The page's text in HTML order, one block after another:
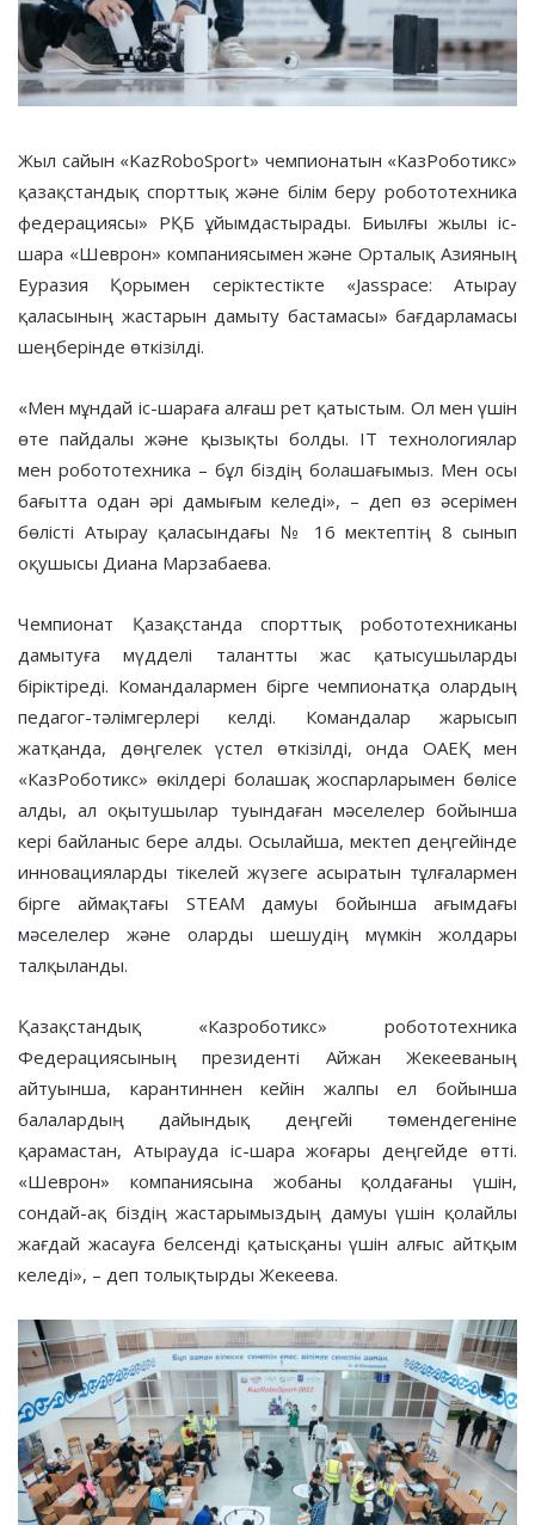
Жыл сайын «KazRoboSport» чемпионатын «КазРоботикс»
қазақстандық спорттық және білім беру робототехника
федерациясы» РҚБ ұйымдастырады. Биылғы жылы іс-
шара «Шеврон» компаниясымен және Орталық Азияның
Еуразия Қорымен серіктестікте «Jasspace: Атырау
қаласының жастарын дамыту бастамасы» бағдарламасы
шеңберінде өткізілді.
«Мен мұндай іс-шараға алғаш рет қатыстым. Ол мен үшін
өте пайдалы және қызықты болды. IT технологиялар
мен робототехника – бұл біздің болашағымыз. Мен осы
бағытта одан әрі дамығым келеді», – деп өз әсерімен
бөлісті Атырау қаласындағы № 16 мектептің 8 сынып
оқушысы Диана Марзабаева.
Чемпионат Қазақстанда спорттық робототехниканы
дамытуға мүдделі талантты жас қатысушыларды
біріктіреді. Командалармен бірге чемпионатқа олардың
педагог-тәлімгерлері келді. Командалар жарысып
жатқанда, дөңгелек үстел өткізілді, онда ОАЕҚ мен
«КазРоботикс» өкілдері болашақ жоспарларымен бөлісе
алды, ал оқытушылар туындаған мәселелер бойынша
кері байланыс бере алды. Осылайша, мектеп деңгейінде
инновацияларды тікелей жүзеге асыратын тұлғалармен
бірге аймақтағы STEAM дамуы бойынша ағымдағы
мәселелер және оларды шешудің мүмкін жолдары
талқыланды.
Қазақстандық «Казроботикс» робототехника
Федерациясының президенті Айжан Жекееваның
айтуынша, карантиннен кейін жалпы ел бойынша
балалардың дайындық деңгейі төмендегеніне
қарамастан, Атырауда іс-шара жоғары деңгейде өтті.
«Шеврон» компаниясына жобаны қолдағаны үшін,
сондай-ақ біздің жастарымыздың дамуы үшін қолайлы
жағдай жасауға белсенді қатысқаны үшін алғыс айтқым
келеді», – деп толықтырды Жекеева.